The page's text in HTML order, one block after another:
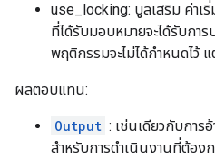
use_locking: บูลเสริม ค่าเ
ที่ได้รับมอบหมายจะได้รับกา
พฤติกรรมจะไม่ได้กำหนดไว้
ผลตอบแทน:
Output : เช่นเดียวกับการ
สำหรับการดำเนินงานที่ต้อง